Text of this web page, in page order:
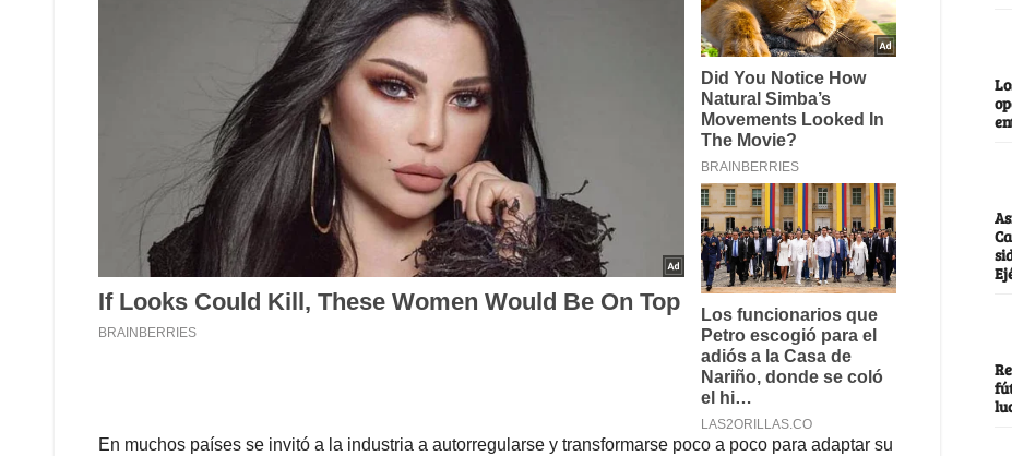
En muchos países se invitó a la industria a autorregularse y transformarse poco a poco para adaptar su